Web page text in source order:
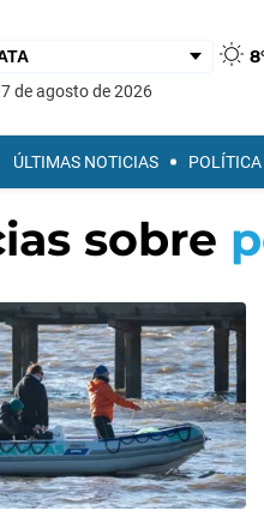
de agosto de 2026
ÚLTIMAS NOTICIAS POLÍTICA
sobre